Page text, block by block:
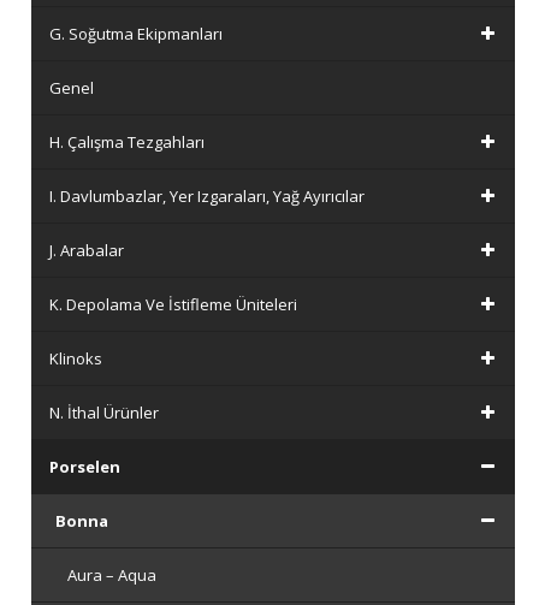
G. Soğutma Ekipmanları
Genel
H. Çalışma Tezgahları
I. Davlumbazlar, Yer Izgaraları, Yağ Ayırıcılar
J. Arabalar
K. Depolama Ve İstifleme Üniteleri
Klinoks
N. İthal Ürünler
Porselen
Bonna
Aura – Aqua